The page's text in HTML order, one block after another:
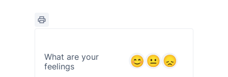
What are your
feelings